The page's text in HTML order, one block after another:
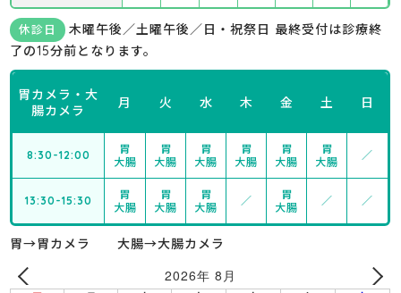
休診日
木曜午後／土曜午後／日・祝祭日 最終受付は診療終
了の15分前となります。
胃カメラ・大
腸カメラ
月 火 水 木 金 土 日
8:30-12:00
胃
大腸
胃
大腸
胃
大腸
胃
大腸
胃
大腸
胃
大腸
／
13:30-15:30
胃
大腸
胃
大腸
胃
大腸
／
胃
大腸
／ ／
胃→胃カメラ 大腸→大腸カメラ
2026年 8月